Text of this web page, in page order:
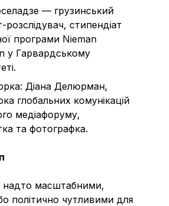
— грузинський
розслідувач, стипендіат
програми Nieman
у Гарвардському
Діана Делюрман,
глобальних комунікацій
медіафоруму,
та фотографка.
надто масштабними,
політично чутливими для